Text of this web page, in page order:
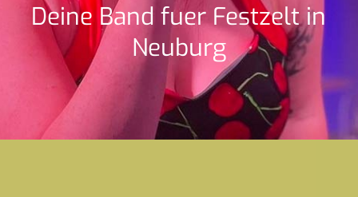
Deine Band fuer Festzelt in
Neuburg